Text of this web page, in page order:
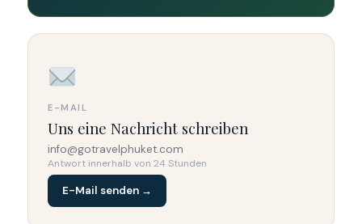
E-MAIL
Uns eine Nachricht schreiben
info@gotravelphuket.com
Antwort innerhalb von 24 Stunden
E-Mail senden →